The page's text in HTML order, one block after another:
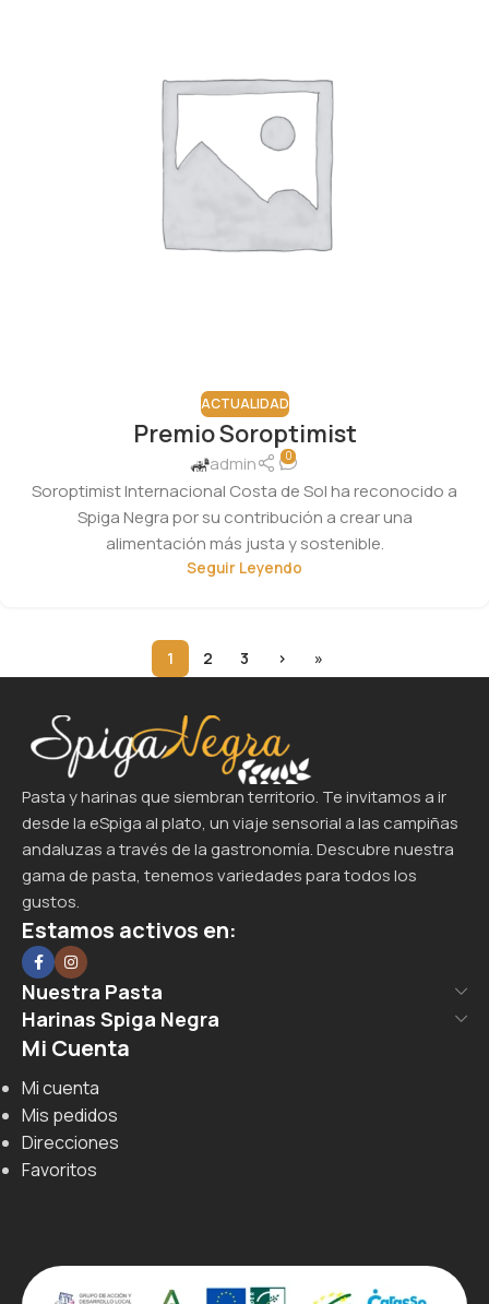
ACTUALIDAD
Premio Soroptimist
admin 0
Soroptimist Internacional Costa de Sol ha reconocido a
Spiga Negra por su contribución a crear una
alimentación más justa y sostenible.
Seguir Leyendo
1 2 3 › »
Pasta y harinas que siembran territorio. Te invitamos a ir
desde la eSpiga al plato, un viaje sensorial a las campiñas
andaluzas a través de la gastronomía. Descubre nuestra
gama de pasta, tenemos variedades para todos los
gustos.
Estamos activos en:
Nuestra Pasta
Harinas Spiga Negra
Mi Cuenta
Mi cuenta
Mis pedidos
Direcciones
Favoritos